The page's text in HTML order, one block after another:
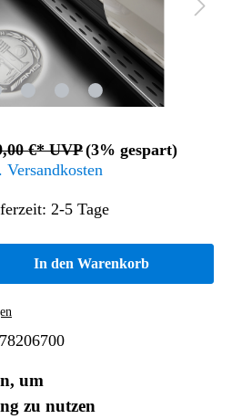
€* UVP(3% gespart)
2-5 Tage
In den Warenkorb
um
zu nutzen